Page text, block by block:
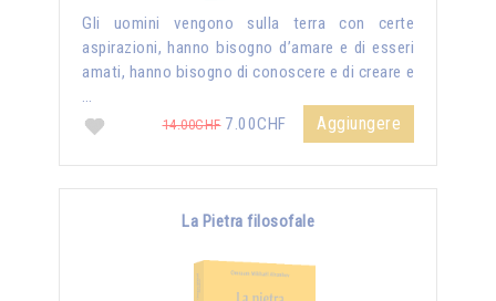
Gli uomini vengono sulla terra con certe
aspirazioni, hanno bisogno d’amare e di esseri
amati, hanno bisogno di conoscere e di creare e
…
14.00CHF7.00CHF Aggiungere
La Pietra filosofale